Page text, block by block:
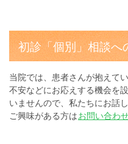
初診「個別」相談へ
当院では、患者さんが抱えて
不安などにお応えする機会を
いませんので、私たちにお話
ご興味がある方はお問い合わ